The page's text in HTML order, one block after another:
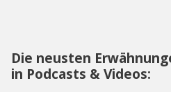
Die neusten
in Podcasts & Videos: